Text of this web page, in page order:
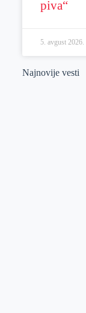
piva“
5. avgust 2026.
Najnovije vesti